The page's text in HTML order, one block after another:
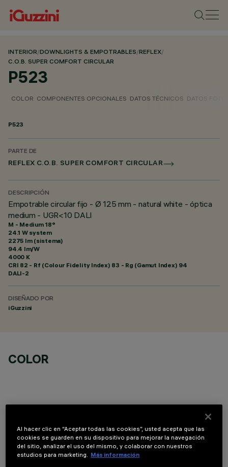
INTERIOR/DOWNLIGHTS & EMPOTRABLES/REFLEX/
C.O.B. SUPER COMFORT CIRCULAR
P523
COLOR COMPONENTES OPCIONALES DATOS TÉCNICOS DATOS
P523
PARTE DE
REFLEX C.O.B. SUPER COMFORT CIRCULAR
DESCRIPCIÓN
Empotrable circular fijo - Ø 125 mm - natural white - óptica
medium - UGR<10 DALI
M - Medium 18°
24.1 W system
2275 lm (sistema)
94.4 lm/W
4000 K
CRI 82 - Rf (Colour Fidelity Index) 83 - Rg (Gamut Index) 94
DALI-2
DISEÑADO POR
iGuzzini
COLOR
COMPONENTES OPCIONALES
Al hacer clic en “Aceptar todas las cookies”, usted acepta que las
cookies se guarden en su dispositivo para mejorar la navegación
del sitio, analizar el uso del mismo, y colaborar con nuestros
estudios para marketing. Más información